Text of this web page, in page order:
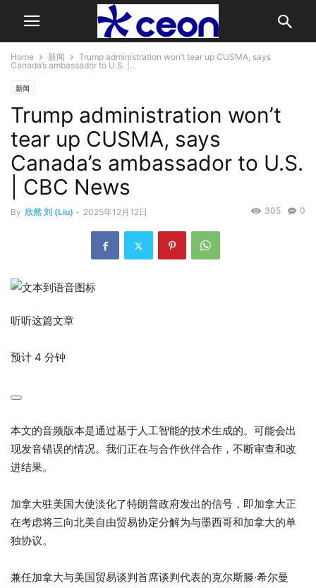
Home 新闻
Trump administration won’t tear up CUSMA, says
Canada’s ambassador to U.S. |...
新闻
Trump administration won’t
tear up CUSMA, says
Canada’s ambassador to U.S.
| CBC News
By 欣然 刘 (Liu) - 2025年12月12日 0
305
听听这篇文章
预计 4 分钟
本文的音频版本是通过基于人工智能的技术生成的。可能会出
现发音错误的情况。我们正在与合作伙伴合作，不断审查和改
进结果。
加拿大驻美国大使淡化了特朗普政府发出的信号，即加拿大正
在考虑将三向北美自由贸易协定分解为与墨西哥和加拿大的单
独协议。
兼任加拿大与美国贸易谈判首席谈判代表的克尔斯滕·希尔曼